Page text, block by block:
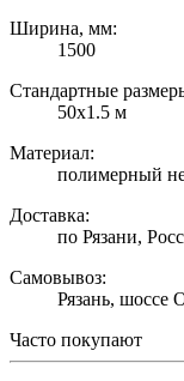
Ширина, мм:
1500
Стандартные
50х1.5 м
Материал:
полимерный
Доставка:
по Рязани,
Самовывоз:
Рязань, шоссе
Часто покупают